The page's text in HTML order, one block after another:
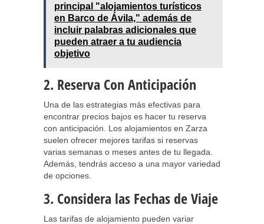
principal "alojamientos turísticos
en Barco de Ávila," además de
incluir palabras adicionales que
pueden atraer a tu audiencia
objetivo
2. Reserva Con Anticipación
Una de las estrategias más efectivas para
encontrar precios bajos es hacer tu reserva
con anticipación. Los alojamientos en Zarza
suelen ofrecer mejores tarifas si reservas
varias semanas o meses antes de tu llegada.
Además, tendrás acceso a una mayor variedad
de opciones.
3. Considera las Fechas de Viaje
Las tarifas de alojamiento pueden variar